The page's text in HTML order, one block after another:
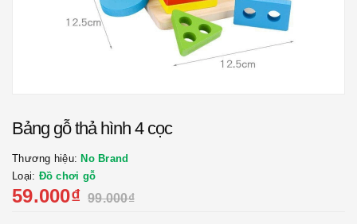
Bảng gỗ thả hình 4 cọc
Thương hiệu: No Brand
Loại: Đồ chơi gỗ
59.000₫ 99.000₫